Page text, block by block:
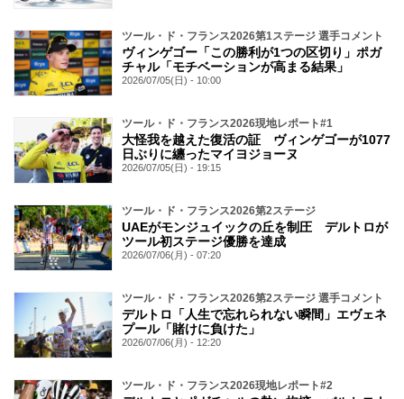
ツール・ド・フランス2026第1ステージ 選手コメント
ヴィンゲゴー「この勝利が1つの区切り」ポガ
チャル「モチベーションが高まる結果」
2026/07/05(日) - 10:00
ツール・ド・フランス2026現地レポート#1
大怪我を越えた復活の証 ヴィンゲゴーが1077
日ぶりに纏ったマイヨジョーヌ
2026/07/05(日) - 19:15
ツール・ド・フランス2026第2ステージ
UAEがモンジュイックの丘を制圧 デルトロが
ツール初ステージ優勝を達成
2026/07/06(月) - 07:20
ツール・ド・フランス2026第2ステージ 選手コメント
デルトロ「人生で忘れられない瞬間」エヴェネ
プール「賭けに負けた」
2026/07/06(月) - 12:20
ツール・ド・フランス2026現地レポート#2